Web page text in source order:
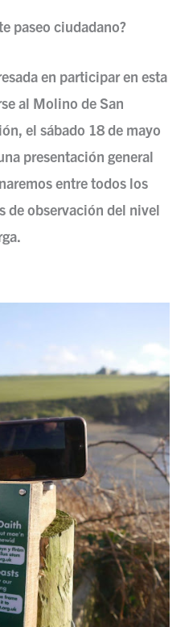
paseo ciudadano?
en participar en esta
al Molino de San
el sábado 18 de mayo
presentación general
entre todos los
de observación del nivel